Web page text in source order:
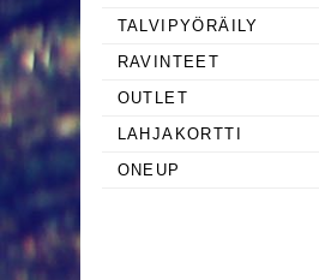
TALVIPYÖRÄILY
RAVINTEET
OUTLET
LAHJAKORTTI
ONEUP